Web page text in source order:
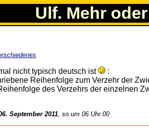
Ulf. Mehr
nicht typisch deutsch ist :
des Verzehrs der einzelnen
September 2011, so um 06 Uhr 00